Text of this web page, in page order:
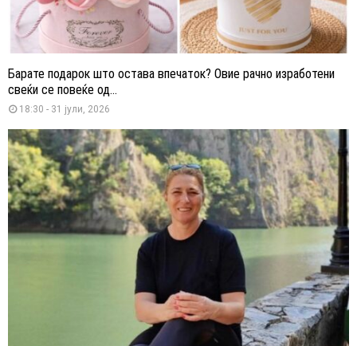
Барате подарок што остава впечаток? Овие рачно изработени
свеќи се повеќе од...
18:30 - 31 јули, 2026